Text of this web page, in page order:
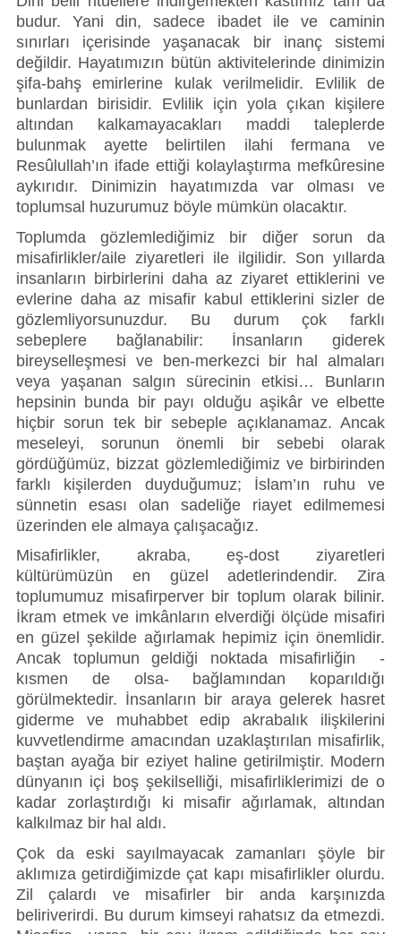
budur. Yani din, sadece ibadet ile ve caminin
sınırları içerisinde yaşanacak bir inanç sistemi
değildir. Hayatımızın bütün aktivitelerinde dinimizin
şifa-bahş emirlerine kulak verilmelidir. Evlilik de
bunlardan birisidir. Evlilik için yola çıkan kişilere
altından kalkamayacakları maddi taleplerde
bulunmak ayette belirtilen ilahi fermana ve
Resûlullah’ın ifade ettiği kolaylaştırma mefkûresine
aykırıdır. Dinimizin hayatımızda var olması ve
toplumsal huzurumuz böyle mümkün olacaktır.
Toplumda gözlemlediğimiz bir diğer sorun da
misafirlikler/aile ziyaretleri ile ilgilidir. Son yıllarda
insanların birbirlerini daha az ziyaret ettiklerini ve
evlerine daha az misafir kabul ettiklerini sizler de
gözlemliyorsunuzdur. Bu durum çok farklı
sebeplere bağlanabilir: İnsanların giderek
bireyselleşmesi ve ben-merkezci bir hal almaları
veya yaşanan salgın sürecinin etkisi… Bunların
hepsinin bunda bir payı olduğu aşikâr ve elbette
hiçbir sorun tek bir sebeple açıklanamaz. Ancak
meseleyi, sorunun önemli bir sebebi olarak
gördüğümüz, bizzat gözlemlediğimiz ve birbirinden
farklı kişilerden duyduğumuz; İslam’ın ruhu ve
sünnetin esası olan sadeliğe riayet edilmemesi
üzerinden ele almaya çalışacağız.
Misafirlikler, akraba, eş-dost ziyaretleri
kültürümüzün en güzel adetlerindendir. Zira
toplumumuz misafirperver bir toplum olarak bilinir.
İkram etmek ve imkânların elverdiği ölçüde misafiri
en güzel şekilde ağırlamak hepimiz için önemlidir.
Ancak toplumun geldiği noktada misafirliğin  -
kısmen de olsa- bağlamından koparıldığı
görülmektedir. İnsanların bir araya gelerek hasret
giderme ve muhabbet edip akrabalık ilişkilerini
kuvvetlendirme amacından uzaklaştırılan misafirlik,
baştan ayağa bir eziyet haline getirilmiştir. Modern
dünyanın içi boş şekilselliği, misafirliklerimizi de o
kadar zorlaştırdığı ki misafir ağırlamak, altından
kalkılmaz bir hal aldı.
Çok da eski sayılmayacak zamanları şöyle bir
aklımıza getirdiğimizde çat kapı misafirlikler olurdu.
Zil çalardı ve misafirler bir anda karşınızda
beliriverirdi. Bu durum kimseyi rahatsız da etmezdi.